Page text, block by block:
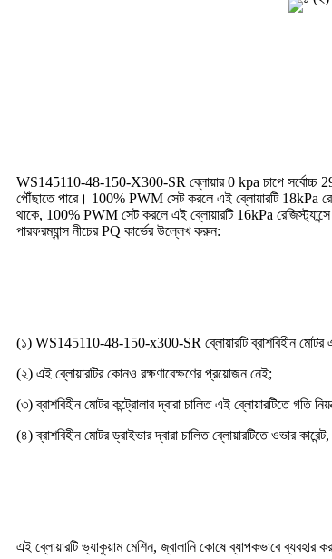
WS145110-48-150-X300-SR ব্লোয়ার 0 kpa চাপে সর্বোচ্চ
পৌঁছাতে পারে। 100% PWM সেট করলে এই ব্লোয়ারটি 18kPa
থাকে, 100% PWM সেট করলে এই ব্লোয়ারটি 16kPa
পারফরম্যান্স নীচের PQ কার্ভের উল্লেখ করুন:
(১) WS145110-48-150-x300-SR ব্লোয়ারটি ব্রাশবিহীন মোটর
(২) এই ব্লোয়ারটির কোনও রক্ষণাবেক্ষণের প্রয়োজন নেই;
(৩) ব্রাশবিহীন মোটর কন্ট্রোলার দ্বারা চালিত এই ব্লোয়ারটিতে গতি
(৪) ব্রাশবিহীন মোটর ড্রাইভার দ্বারা চালিত ব্লোয়ারটিতে ওভার
এই ব্লোয়ারটি ভ্যাকুয়াম মেশিন, জ্বালানি কোষে ব্যাপকভাবে ব্যবহার